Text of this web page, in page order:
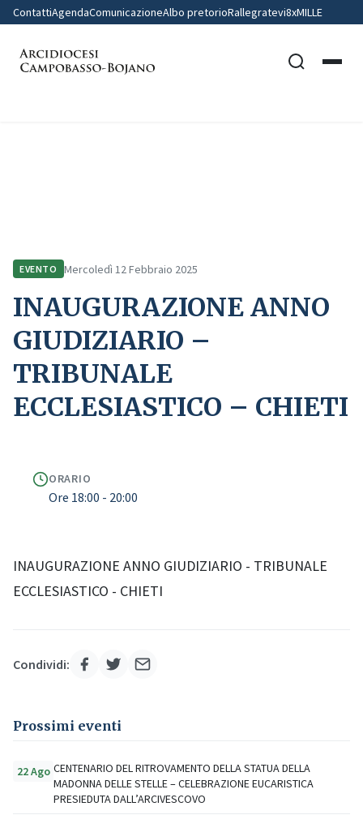
ContattiAgendaComunicazioneAlbo pretorioRallegratevi8xMILLE
EVENTO Mercoledì 12 Febbraio 2025
INAUGURAZIONE ANNO
GIUDIZIARIO –
TRIBUNALE
ECCLESIASTICO – CHIETI
ORARIO
Ore 18:00 - 20:00
INAUGURAZIONE ANNO GIUDIZIARIO - TRIBUNALE
ECCLESIASTICO - CHIETI
Condividi:
Prossimi eventi
22 Ago CENTENARIO DEL RITROVAMENTO DELLA STATUA DELLA
MADONNA DELLE STELLE – CELEBRAZIONE EUCARISTICA
PRESIEDUTA DALL’ARCIVESCOVO